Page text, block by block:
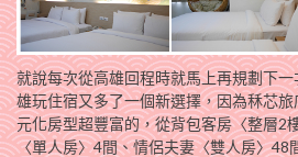
就說每次從高雄回程時就馬上再規劃下
雄玩住宿又多了一個新選擇，因為秝芯
元化房型超豐富的，從背包客房〈整層2
〈單人房〉4間、情侶夫妻〈雙人房〉48